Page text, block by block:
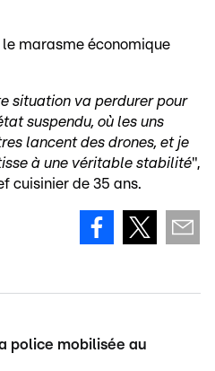
marasme économique
situation va perdurer pour
suspendu, où les uns
lancent des drones, et je
à une véritable stabilité",
cuisinier de 35 ans.
police mobilisée au